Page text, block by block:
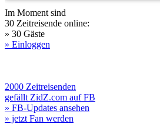
Im Moment sind
30 Zeitreisende online:
» 30 Gäste
» Einloggen
2000 Zeitreisenden
gefällt ZidZ.com auf FB
» FB-Updates ansehen
» jetzt Fan werden